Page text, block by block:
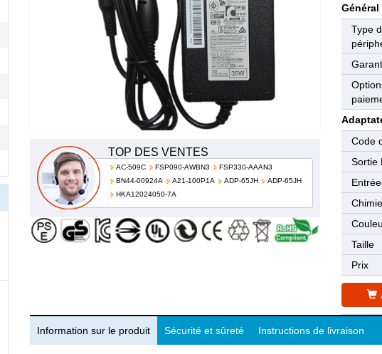
TOP DES VENTES
AC-509C FSP090-AWBN3
FSP330-AAAN3
BN44-00924A
A21-100P1A ADP-65JH
ADP-65JH
HKA12024050-7A
Général
Type
Code
Sortie
Chimie
Taille
Prix
Information sur le produit Sécurité et sûreté Instructions de livraison